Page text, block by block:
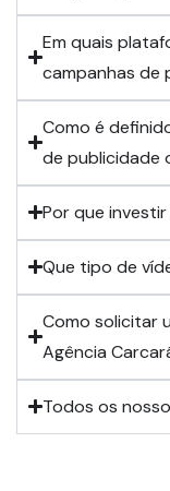
Em quais
campanhas de
Como é
de publicidade
Por que
Que tipo de
Como solicitar
Agência
Todos os